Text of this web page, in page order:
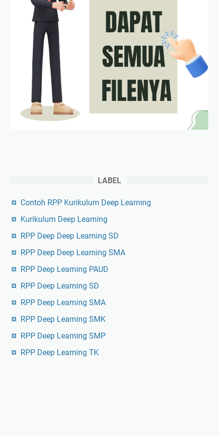
LABEL
Contoh RPP Kurikulum Deep Learning
Kurikulum Deep Learning
RPP Deep Deep Learning SD
RPP Deep Deep Learning SMA
RPP Deep Learning PAUD
RPP Deep Learning SD
RPP Deep Learning SMA
RPP Deep Learning SMK
RPP Deep Learning SMP
RPP Deep Learning TK